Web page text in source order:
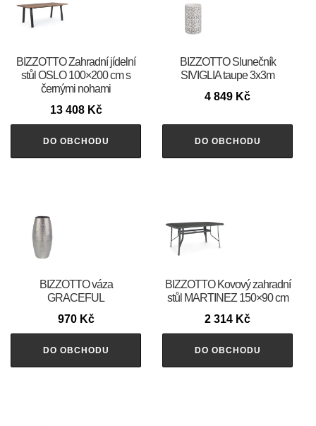
BIZZOTTO Zahradní jídelní
stůl OSLO 100×200 cm s
černými nohami
13 408 Kč
DO OBCHODU
BIZZOTTO Slunečník
SIVIGLIA taupe 3x3m
4 849 Kč
DO OBCHODU
BIZZOTTO váza
GRACEFUL
970 Kč
DO OBCHODU
BIZZOTTO Kovový zahradní
stůl MARTINEZ 150×90 cm
2 314 Kč
DO OBCHODU